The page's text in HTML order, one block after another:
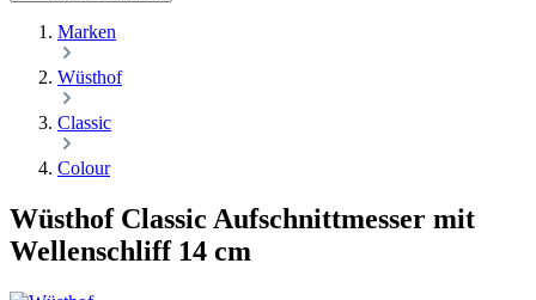
Marken
Wüsthof
Classic
Colour
Wüsthof Classic Aufschnittmesser mit
Wellenschliff 14 cm